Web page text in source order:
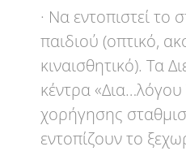
· Να εντοπιστεί
παιδιού (οπτικό,
κιναισθητικό). Τα
κέντρα
χορήγησης
εντοπίζουν το